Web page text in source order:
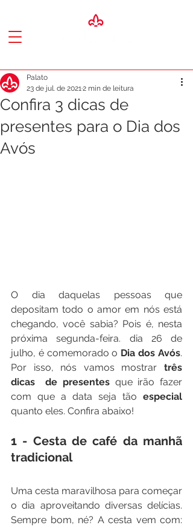
Confira 3 dicas de
presentes para o Dia dos
Avós
Palato
23 de jul. de 20212 min de leitura
O dia daquelas pessoas que
depositam todo o amor em nós está
chegando, você sabia? Pois é, nesta
próxima segunda-feira. dia 26 de
julho, é comemorado o Dia dos Avós.
Por isso, nós vamos mostrar três
dicas  de presentes que irão fazer
com que a data seja tão especial
quanto eles. Confira abaixo!
1 - Cesta de café da manhã
tradicional
Uma cesta maravilhosa para começar
o dia aproveitando diversas delícias.
Sempre bom, né? A cesta vem com: